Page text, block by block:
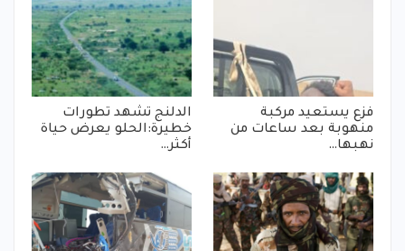
فزع يستعيد مركبة
منهوبة بعد ساعات من
نهبها…
الدلنج تشهد تطورات
خطيرة:الحلو يعرض حياة
أكثر…